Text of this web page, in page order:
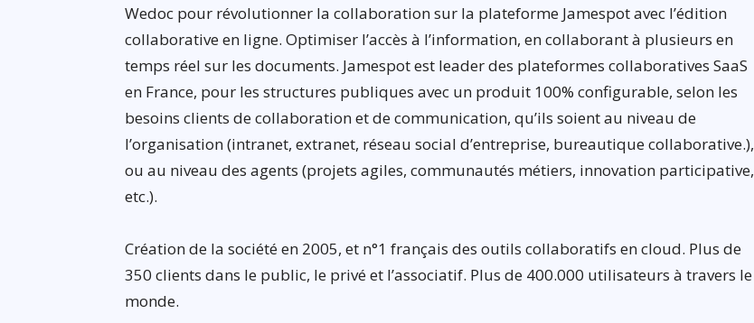
Wedoc pour révolutionner la collaboration sur la plateforme Jamespot avec l’édition
collaborative en ligne. Optimiser l’accès à l’information, en collaborant à plusieurs en
temps réel sur les documents. Jamespot est leader des plateformes collaboratives SaaS
en France, pour les structures publiques avec un produit 100% configurable, selon les
besoins clients de collaboration et de communication, qu’ils soient au niveau de
l’organisation (intranet, extranet, réseau social d’entreprise, bureautique collaborative.),
ou au niveau des agents (projets agiles, communautés métiers, innovation participative,
etc.).
Création de la société en 2005, et n°1 français des outils collaboratifs en cloud. Plus de
350 clients dans le public, le privé et l’associatif. Plus de 400.000 utilisateurs à travers le
monde.